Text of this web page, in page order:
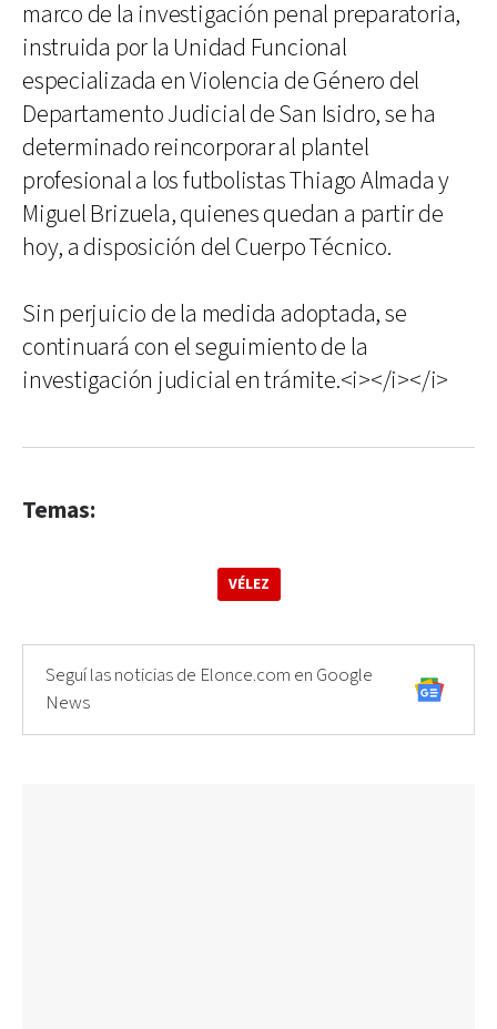
marco de la investigación penal preparatoria,
instruida por la Unidad Funcional
especializada en Violencia de Género del
Departamento Judicial de San Isidro, se ha
determinado reincorporar al plantel
profesional a los futbolistas Thiago Almada y
Miguel Brizuela, quienes quedan a partir de
hoy, a disposición del Cuerpo Técnico.
Sin perjuicio de la medida adoptada, se
continuará con el seguimiento de la
investigación judicial en trámite.<i></i></i>
Temas:
VÉLEZ
Seguí las noticias de Elonce.com en Google
News